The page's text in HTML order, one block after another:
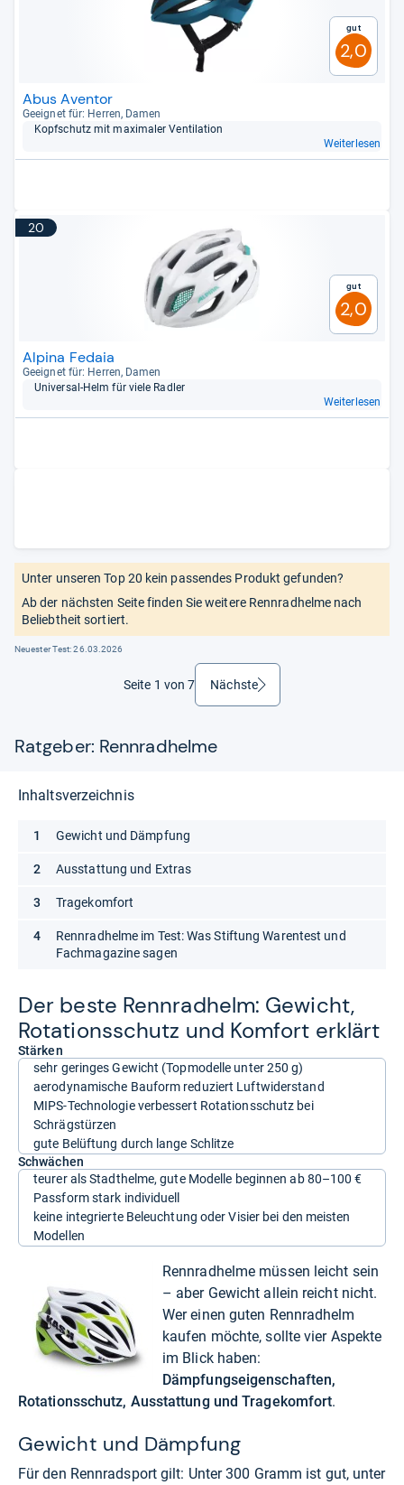
Gut
2,0
Abus Aventor
Geeig­net für: Her­ren, Damen
Kopf­schutz mit maxi­ma­ler Ven­ti­la­tion
Weiterlesen
20
Gut
2,0
Alpina Fedaia
Geeig­net für: Her­ren, Damen
Uni­ver­sal-​Helm für viele Rad­ler
Weiterlesen
Unter unseren Top 20 kein passendes Produkt gefunden?
Ab der nächsten Seite finden Sie weitere Rennradhelme nach
Beliebtheit sortiert.
Neuester Test:26.03.2026
Seite 1 von 7 Nächsteweiter
Ratgeber: Rennradhelme
Der beste Renn­rad­helm: Gewicht,
Rota­ti­ons­schutz und Kom­fort erklärt
Stärken
sehr geringes Gewicht (Topmodelle unter 250 g)
aerodynamische Bauform reduziert Luftwiderstand
MIPS-Technologie verbessert Rotationsschutz bei
Schrägstürzen
gute Belüftung durch lange Schlitze
Schwächen
teurer als Stadthelme, gute Modelle beginnen ab 80–100 €
Passform stark individuell
keine integrierte Beleuchtung oder Visier bei den meisten
Modellen
Rennradhelme müssen leicht sein
– aber Gewicht allein reicht nicht.
Wer einen guten Rennradhelm
kaufen möchte, sollte vier Aspekte
im Blick haben:
Dämpfungseigenschaften,
Rotationsschutz, Ausstattung und Tragekomfort.
Gewicht und Dämpfung
Für den Rennradsport gilt: Unter 300 Gramm ist gut, unter
Inhaltsverzeichnis
Gewicht und Dämpfung
Ausstattung und Extras
Tragekomfort
Rennradhelme im Test: Was Stiftung Warentest und
Fachmagazine sagen